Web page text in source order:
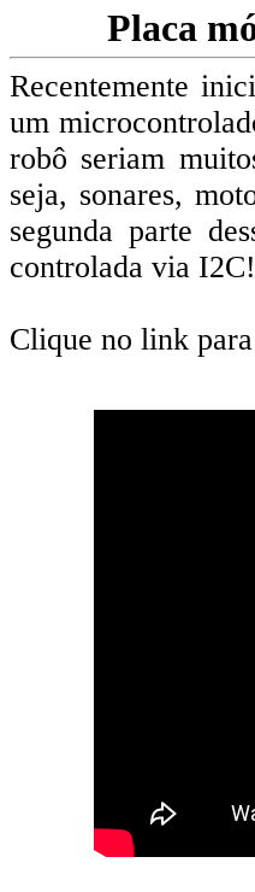
Placa
Recentemente
um
robô seriam
seja, sonares,
segunda parte
controlada via
Clique no link